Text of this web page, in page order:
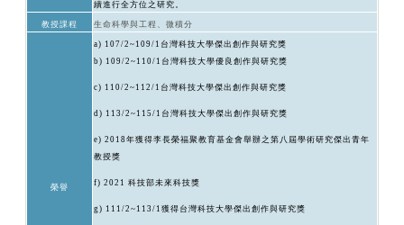
續進行全方位之研究。
教授課程 生命科學與工程 、微積分
榮譽
a) 107/2~109/1 台灣科技大學傑出創作與研究獎
b) 109/2~110/1 台灣科技大學優良創作與研究獎
c) 110/2~112/1 台灣科技大學傑出創作與研究獎
d) 113/2~115/1 台灣科技大學傑出創作與研究獎
e) 2018 年獲得李長榮福聚教育基金會舉辦之第八屆學術研究傑出青年
教授獎
f) 2021 科技部未來科技獎
g) 111/2~113/1 獲得台灣科技大學傑出創作與研究獎